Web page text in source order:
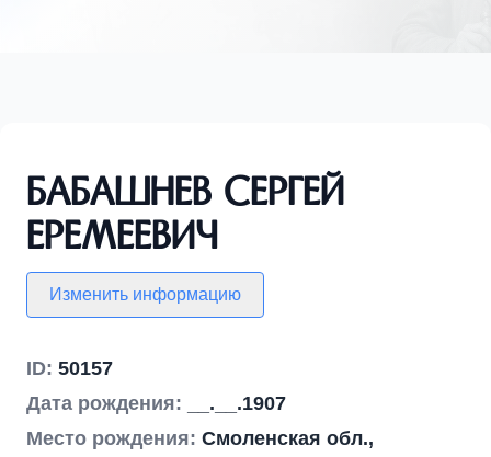
Бабашнев Сергей
Еремеевич
Изменить информацию
ID: 50157
Дата рождения:
__.__.1907
Место рождения: Смоленская обл.,